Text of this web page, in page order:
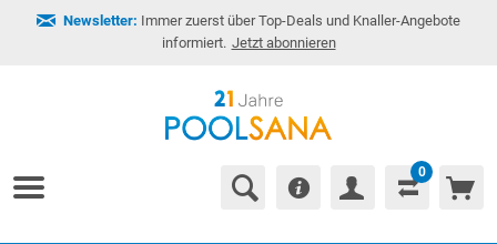
Newsletter: Immer zuerst über Top-Deals und Knaller-Angebote
informiert. Jetzt abonnieren
0